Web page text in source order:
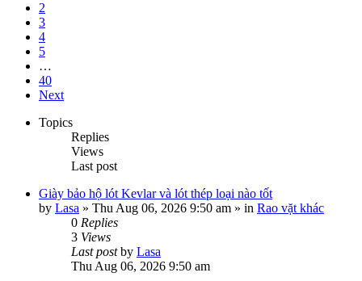
2
3
4
5
…
40
Next
Topics
Replies
Views
Last post
Giày bảo hộ lót Kevlar và lót thép loại nào tốt
by Lasa » Thu Aug 06, 2026 9:50 am » in Rao vặt khác
0 Replies
3 Views
Last postby Lasa
Thu Aug 06, 2026 9:50 am